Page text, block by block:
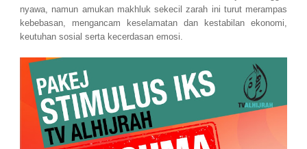
nyawa, namun amukan makhluk sekecil zarah ini turut merampas
kebebasan, mengancam keselamatan dan kestabilan ekonomi,
keutuhan sosial serta kecerdasan emosi.